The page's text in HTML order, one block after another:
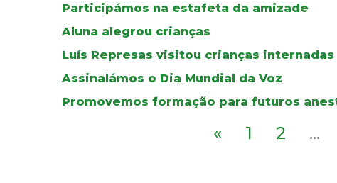
Participámos na estafeta da amizade
Aluna alegrou crianças
Luís Represas visitou crianças internadas
Assinalámos o Dia Mundial da Voz
Promovemos formação para futuros
« 1 2 ...